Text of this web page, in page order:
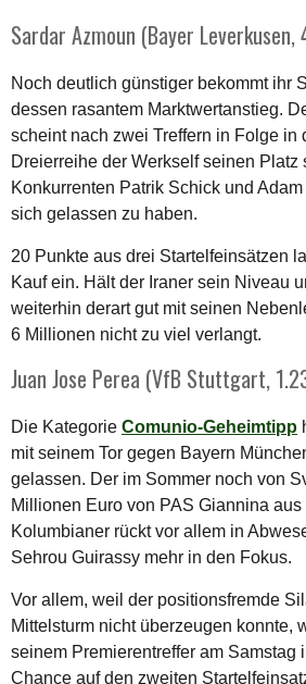
Sardar Azmoun (Bayer
Noch deutlich günstiger bekommt ihr
dessen rasantem Marktwertanstieg.
scheint nach zwei Treffern in Folge in
Dreierreihe der Werkself seinen Platz
Konkurrenten Patrik Schick und
sich gelassen zu haben.
20 Punkte aus drei Startelfeinsätzen
Kauf ein. Hält der Iraner sein Niveau
weiterhin derart gut mit seinen
6 Millionen nicht zu viel verlangt.
Juan Jose Perea (VfB Stuttgart,
Die Kategorie Comunio-Geheimtipp
mit seinem Tor gegen Bayern
gelassen. Der im Sommer noch von
Millionen Euro von PAS Giannina
Kolumbianer rückt vor allem in
Sehrou Guirassy mehr in den Fokus.
Vor allem, weil der positionsfremde
Mittelsturm nicht überzeugen konnte,
seinem Premierentreffer am Samstag
Chance auf den zweiten